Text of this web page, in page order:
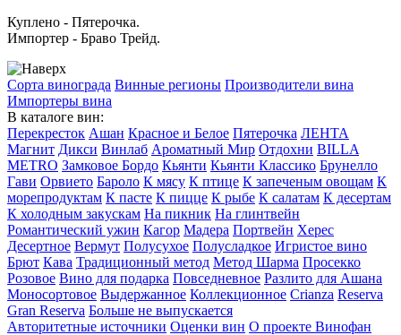
Куплено - Пятерочка.
Импортер - Браво Трейд.
Сорта винограда Винные регионы Производители вина
Импортеры вина
В каталоге вин:
Перекресток Ашан Красное и Белое Пятерочка ЛЕНТА
Магнит Дикси Винлаб Ароматный Мир Отдохни BILLA
METRO Замковое Бордо Кьянти Кьянти Классико Брунелло
Гави Орвието Бароло К мясу К птице К запеченым овощам К
морепродуктам К пасте К пицце К рыбе К салатам К десертам
К холодным закускам На пикник На глинтвейн
Романтический ужин Кагор Мадера Портвейн Херес
Десертное Вермут Полусухое Полусладкое Игристое вино
Брют Кава Традиционный метод Метод Шарма Просекко
Розовое Вино для подарка Повседневное Разлито для Ашана
Моносортовое Выдержанное Коллекционное Crianza Reserva
Gran Reserva Больше не выпускается
Авторитетные источники Оценки вин О проекте Винофан